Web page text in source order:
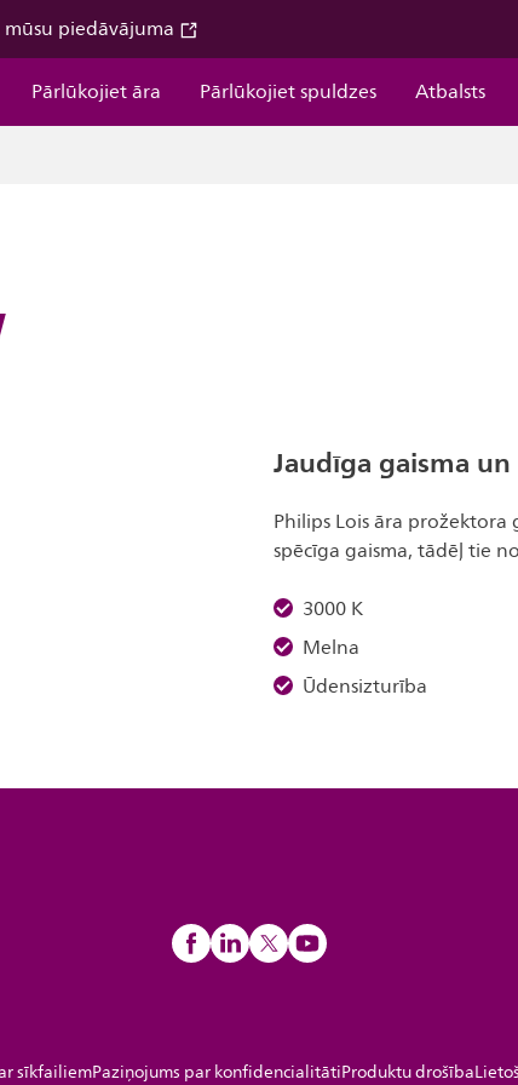
piedāvājuma
Pārlūkojiet āra Pārlūkojiet spuldzes Atbalsts
Jaudīga gaisma
Philips Lois āra
spēcīga gaisma, tādēļ tie
3000 K
Melna
Ūdensizturība
sīkfailiemPaziņojums par konfidencialitātiProduktu drošība